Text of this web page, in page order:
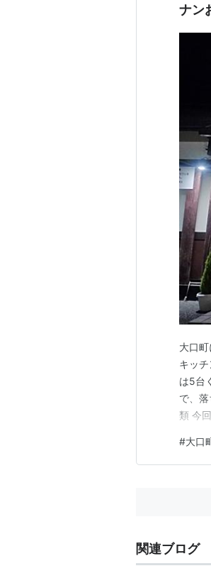
ナン
大口
キッ
は5台
で、
類 今
った
らい
#大口
関連ブログ